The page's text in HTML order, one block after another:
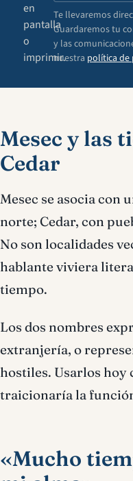
en
pantalla
o
imprimir.
Te llevaremos
Guardaremos tu
y las
nuestra política de
Mesec y las
Cedar
Mesec se asocia con
norte; Cedar, con
No son localidades
hablante viviera
tiempo.
Los dos nombres
extranjería, o
hostiles. Usarlos
traicionaría la
«Mucho